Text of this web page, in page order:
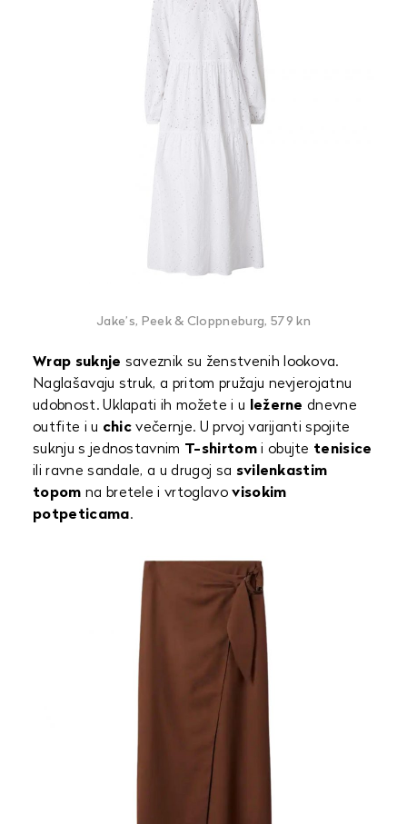
Jake’s, Peek & Cloppneburg, 579 kn
Wrap suknje saveznik su ženstvenih lookova.
Naglašavaju struk, a pritom pružaju nevjerojatnu
udobnost. Uklapati ih možete i u ležerne dnevne
outfite i u chic večernje. U prvoj varijanti spojite
suknju s jednostavnim T-shirtomi obujte tenisice
ili ravne sandale, a u drugoj sa svilenkastim
topom na bretele i vrtoglavovisokim
potpeticama.